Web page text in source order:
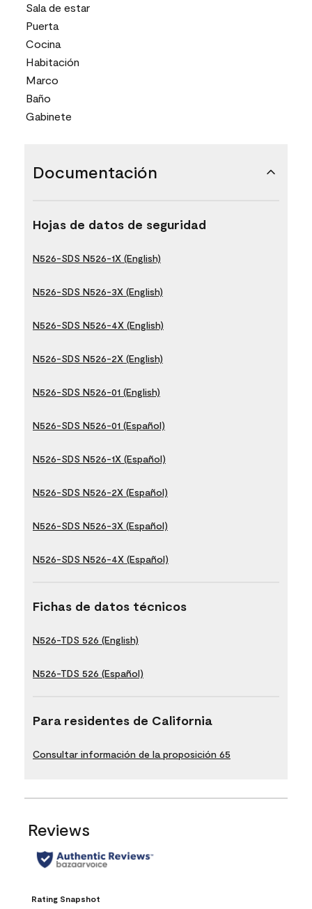
Sala de estar
Puerta
Cocina
Habitación
Marco
Baño
Gabinete
Documentación
Hojas de datos de seguridad
N526-SDS N526-1X (English)
N526-SDS N526-3X (English)
N526-SDS N526-4X (English)
N526-SDS N526-2X (English)
N526-SDS N526-01 (English)
N526-SDS N526-01 (Español)
N526-SDS N526-1X (Español)
N526-SDS N526-2X (Español)
N526-SDS N526-3X (Español)
N526-SDS N526-4X (Español)
Fichas de datos técnicos
N526-TDS 526 (English)
N526-TDS 526 (Español)
Para residentes de California
Consultar información de la proposición 65
Reviews
Rating Snapshot